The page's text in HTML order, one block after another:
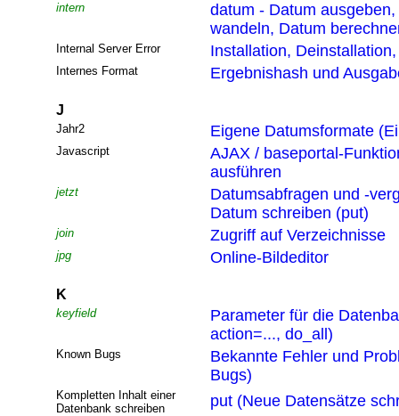
intern
datum - Datum
wandeln, Datum
Internal Server Error Installation,
Internes Format Ergebnishash und
J
Jahr2 Eigene Datumsformate
Javascript
AJAX / baseportal-
ausführen
jetzt
Datumsabfragen und -
Datum schreiben (put)
join Zugriff auf Verzeichnisse
jpg Online-Bildeditor
K
keyfield
Parameter für die
action=..., do_all)
Known Bugs
Bekannte Fehler und
Bugs)
Kompletten Inhalt einer
Datenbank schreiben
put (Neue Datensätze